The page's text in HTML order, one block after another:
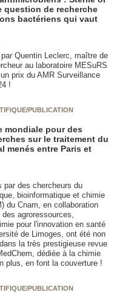
question de recherche
bactériens qui vaut
Quentin Leclerc, maître de
au laboratoire MESuRS
prix du AMR Surveillance
!
PUBLICATION
mondiale pour des
sur le traitement du
menés entre Paris et
par des chercheurs du
bioinformatique et chimie
du Cnam, en collaboration
agroressources,
pour l'innovation en santé
de Limoges, ont été non
la très prestigieuse revue
dédiée à la chimie
plus, en font la couverture !
PUBLICATION